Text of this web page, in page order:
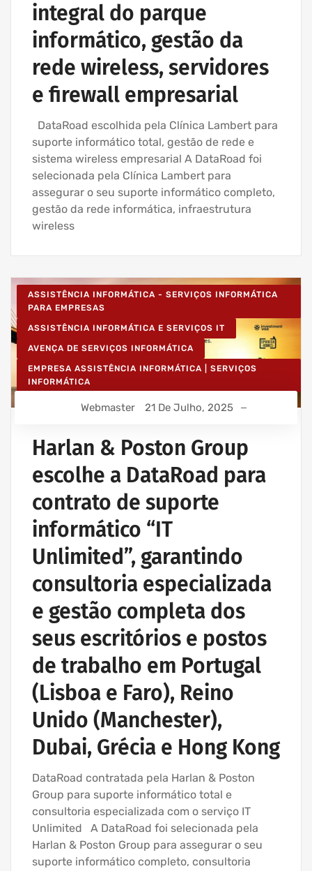
integral do parque
informático, gestão da
rede wireless, servidores
e firewall empresarial
DataRoad escolhida pela Clínica Lambert para
suporte informático total, gestão de rede e
sistema wireless empresarial A DataRoad foi
selecionada pela Clínica Lambert para
assegurar o seu suporte informático completo,
gestão da rede informática, infraestrutura
wireless
ASSISTÊNCIA INFORMÁTICA - SERVIÇOS INFORMÁTICA
PARA EMPRESAS
ASSISTÊNCIA INFORMÁTICA E SERVIÇOS IT
AVENÇA DE SERVIÇOS INFORMÁTICA
EMPRESA ASSISTÊNCIA INFORMÁTICA | SERVIÇOS
INFORMÁTICA
IT UNLIMITED - SERVIÇOS INFORMÁTICA
Webmaster 21 De Julho, 2025
Harlan & Poston Group
escolhe a DataRoad para
contrato de suporte
informático “IT
Unlimited”, garantindo
consultoria especializada
e gestão completa dos
seus escritórios e postos
de trabalho em Portugal
(Lisboa e Faro), Reino
Unido (Manchester),
Dubai, Grécia e Hong Kong
DataRoad contratada pela Harlan & Poston
Group para suporte informático total e
consultoria especializada com o serviço IT
Unlimited A DataRoad foi selecionada pela
Harlan & Poston Group para assegurar o seu
suporte informático completo, consultoria